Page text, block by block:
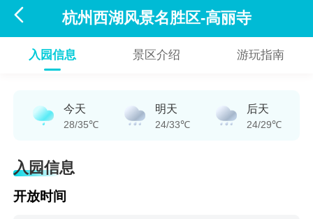
 杭州西湖风景名胜区-高丽寺
入园信息 景区介绍 游玩指南
今天
28/35℃
明天
24/33℃
后天
24/29℃
入园信息
开放时间